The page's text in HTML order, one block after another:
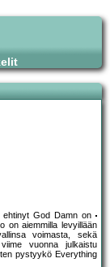
ehtinyt God Damn on
on aiemmilla levyillään
voimasta, sekä
vuonna julkaistu
pystyykö Everything